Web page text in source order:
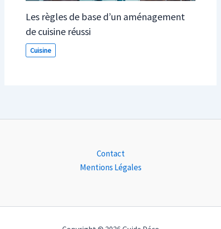
Les règles de base d’un aménagement
de cuisine réussi
Cuisine
Contact
Mentions Légales